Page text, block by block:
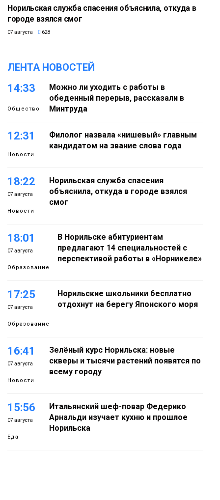
Норильская служба спасения объяснила, откуда в
городе взялся смог
07 августа 628
ЛЕНТА НОВОСТЕЙ
14:33
Общество
Можно ли уходить с работы в
обеденный перерыв, рассказали в
Минтруда
12:31
Новости
Филолог назвала «нишевый» главным
кандидатом на звание слова года
18:22
07 августа
Новости
Норильская служба спасения
объяснила, откуда в городе взялся
смог
18:01
07 августа
Образование
В Норильске абитуриентам
предлагают 14 специальностей с
перспективой работы в «Норникеле»
17:25
07 августа
Образование
Норильские школьники бесплатно
отдохнут на берегу Японского моря
16:41
07 августа
Новости
Зелёный курс Норильска: новые
скверы и тысячи растений появятся по
всему городу
15:56
07 августа
Еда
Итальянский шеф-повар Федерико
Арнальди изучает кухню и прошлое
Норильска